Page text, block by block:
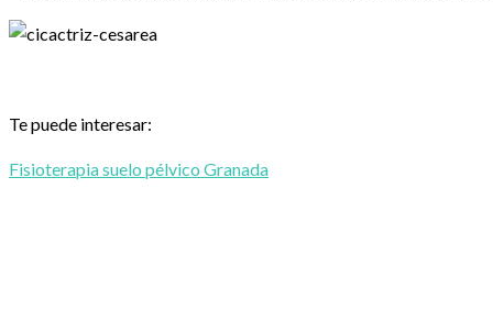
Te puede interesar:
Fisioterapia suelo pélvico Granada